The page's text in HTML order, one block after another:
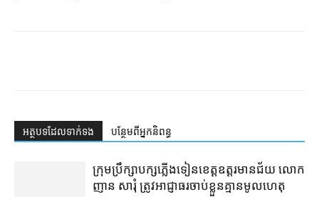
អត្ថបទ​ដែល​ទាក់ទង បន្ថែម​ពី​អ្នកនិពន្ធ
ក្រុមប្រឹក្សា​បក្ស​ភ្លើងទៀន​ខេត្ត​ឧត្ដរមានជ័យ លោក
ញាន សារុំ ត្រូវ​អាជ្ញាធរ​ចាប់ខ្លួន​គ្មាន​មូលហេតុ